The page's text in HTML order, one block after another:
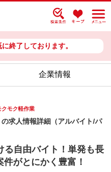
終了しております。
企業情報
モク軽作業
求人情報詳細（アルバイト/パ
る自由バイト！単発も長
がとにかく豊富！